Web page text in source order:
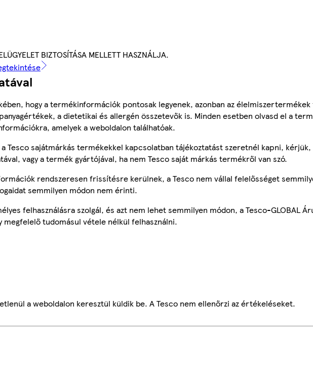
BIZTOSÍTÁSA MELLETT HASZNÁLJA.
hogy a termékinformációk pontosak legyenek, azonban az élelmiszertermékek
a dietetikai és allergén összetevők is. Minden esetben olvasd el a
amelyek a weboldalon találhatóak.
Tesco sajátmárkás termékekkel kapcsolatban tájékoztatást szeretnél kapni, kérjük,
vagy a termék gyártójával, ha nem Tesco saját márkás termékről van szó.
rendszeresen frissítésre kerülnek, a Tesco nem vállal felelősséget
semmilyen módon nem érinti.
felhasználásra szolgál, és azt nem lehet semmilyen módon, a Tesco-GLOBAL
megfelelő tudomásul vétele nélkül felhasználni.
a weboldalon keresztül küldik be. A Tesco nem ellenőrzi az értékeléseket.